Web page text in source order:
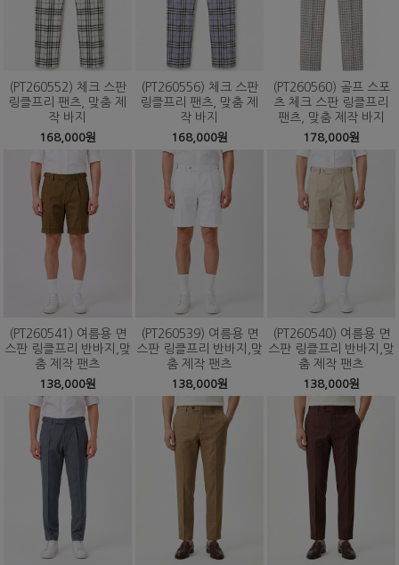
(PT260552) 체크 스판
링클프리 팬츠, 맞춤 제
작 바지
168,000원
(PT260556) 체크 스판
링클프리 팬츠, 맞춤 제
작 바지
168,000원
(PT260560) 골프 스포
츠 체크 스판 링클프리
팬츠, 맞춤 제작 바지
178,000원
(PT260541) 여름용 면
스판 링클프리 반바지,맞
춤 제작 팬츠
138,000원
(PT260539) 여름용 면
스판 링클프리 반바지,맞
춤 제작 팬츠
138,000원
(PT260540) 여름용 면
스판 링클프리 반바지,맞
춤 제작 팬츠
138,000원